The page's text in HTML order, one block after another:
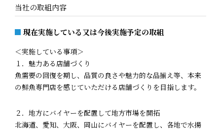
当社の取組内容
現在実施している又は今後実施予定の取組
＜実施している事項＞
１．魅力ある店舗づくり
魚需要の回復を期し、品質の良さや魅力的な品揃え等、本来
の鮮魚専門店を感じていただける店舗づくりを目指します。
２．地方にバイヤーを配置して地方市場を開拓
北海道、愛知、大阪、岡山にバイヤーを配置し、各地で水揚